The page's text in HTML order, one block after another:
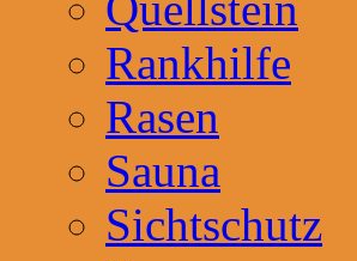
Rankhilfe
Rasen
Sauna
Sichtschutz